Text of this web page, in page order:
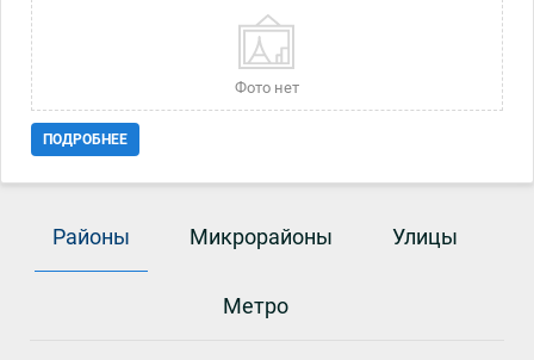
Фото нет
ПОДРОБНЕЕ
Районы Микрорайоны Улицы
Метро